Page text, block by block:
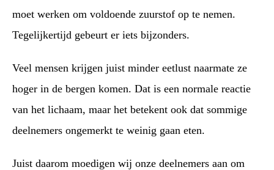
moet werken om voldoende zuurstof op te nemen.
Tegelijkertijd gebeurt er iets bijzonders.
Veel mensen krijgen juist minder eetlust naarmate ze
hoger in de bergen komen. Dat is een normale reactie
van het lichaam, maar het betekent ook dat sommige
deelnemers ongemerkt te weinig gaan eten.
Juist daarom moedigen wij onze deelnemers aan om